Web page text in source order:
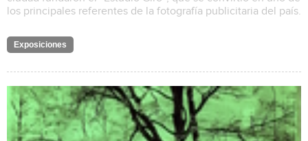
los principales referentes de la fotografía publicitaria del país.
Exposiciones